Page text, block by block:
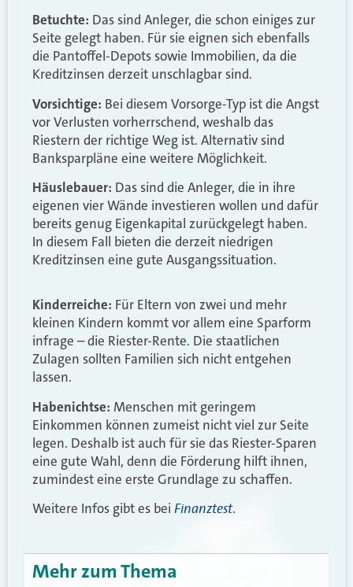
Betuchte: Das sind Anleger, die schon einiges zur
Seite gelegt haben. Für sie eignen sich ebenfalls
die Pantoffel-Depots sowie Immobilien, da die
Kreditzinsen derzeit unschlagbar sind.
Vorsichtige: Bei diesem Vorsorge-Typ ist die Angst
vor Verlusten vorherrschend, weshalb das
Riestern der richtige Weg ist. Alternativ sind
Banksparpläne eine weitere Möglichkeit.
Häuslebauer: Das sind die Anleger, die in ihre
eigenen vier Wände investieren wollen und dafür
bereits genug Eigenkapital zurückgelegt haben.
In diesem Fall bieten die derzeit niedrigen
Kreditzinsen eine gute Ausgangssituation.
Kinderreiche: Für Eltern von zwei und mehr
kleinen Kindern kommt vor allem eine Sparform
infrage – die Riester-Rente. Die staatlichen
Zulagen sollten Familien sich nicht entgehen
lassen.
Habenichtse: Menschen mit geringem
Einkommen können zumeist nicht viel zur Seite
legen. Deshalb ist auch für sie das Riester-Sparen
eine gute Wahl, denn die Förderung hilft ihnen,
zumindest eine erste Grundlage zu schaffen.
Weitere Infos gibt es bei Finanztest.
Mehr zum Thema